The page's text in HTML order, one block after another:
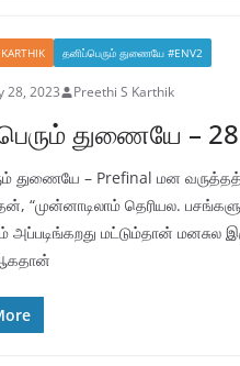
தனிப்பெரும் துணையே #ENV2
28, 2023 Preethi S Karthik
துணையே – 28
துணையே – Prefinal மன
“முன்னாடிலாம் தெரியல.
மட்டும்தான் மனசுல